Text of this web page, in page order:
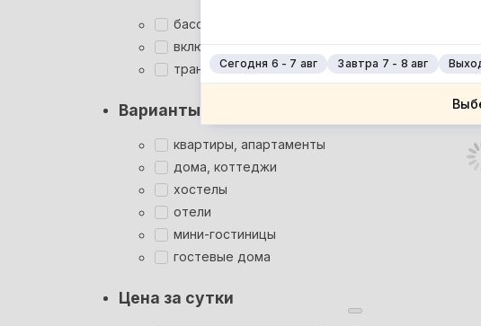
Сегодня 6 - 7 авг Завтра 7 - 8 авг
бассейн
включён завтрак
трансфер
Варианты размещения
квартиры, апартаменты
дома, коттеджи
хостелы
отели
мини-гостиницы
гостевые дома
Цена за сутки